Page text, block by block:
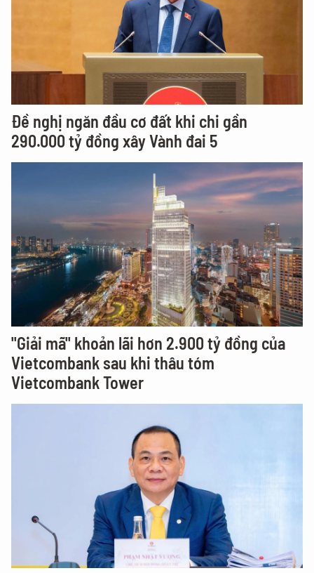
Đề nghị ngăn đầu cơ đất khi chi gần
290.000 tỷ đồng xây Vành đai 5
"Giải mã" khoản lãi hơn 2.900 tỷ đồng của
Vietcombank sau khi thâu tóm
Vietcombank Tower